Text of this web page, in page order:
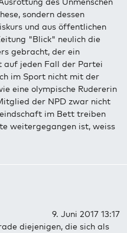
sondern dessen
und aus öffentlichen
"Blick" neulich die
gebracht, der ein
auf jeden Fall der Partei
im Sport nicht mit der
eine olympische Rudererin
der NPD zwar nicht
im Bett treiben
weitergegangen ist, weiss
9. Juni 2017 13:17
diejenigen, die sich als